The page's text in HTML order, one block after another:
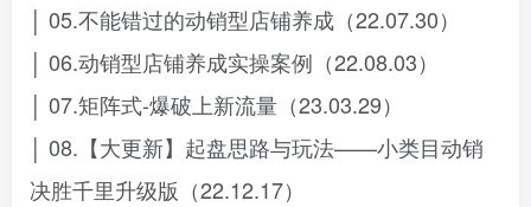
│ 05.不能错过的动销型店铺养成（22.07.30）
│ 06.动销型店铺养成实操案例（22.08.03）
│ 07.矩阵式-爆破上新流量（23.03.29）
│ 08.【大更新】起盘思路与玩法——小类目动销
决胜千里升级版（22.12.17）